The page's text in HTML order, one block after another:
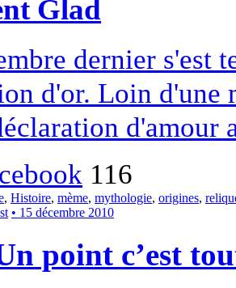
Glad
dernier s'est
d'or. Loin d'une
d'amour
116
, Histoire, mème, mythologie, origines,
• 15 décembre 2010
point c’est